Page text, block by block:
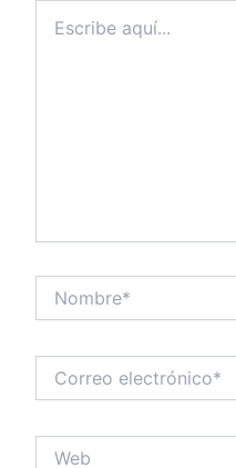
aquí...
electrónico*